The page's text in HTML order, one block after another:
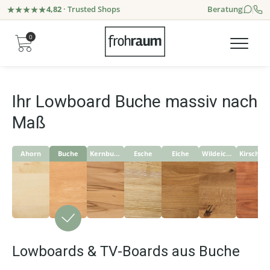
4,82 · Trusted Shops Beratung
0
Ihr Lowboard Buche massiv nach
Maß
Ahorn Buche Kernbuche Esche Eiche Wildeiche
Lowboards & TV-Boards aus Buche